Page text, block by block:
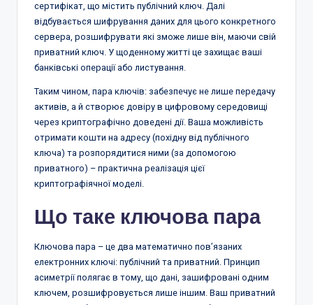
сертифікат, що містить публічний ключ. Далі
відбувається шифрування даних для цього конкретного
сервера, розшифрувати які зможе лише він, маючи свій
приватний ключ. У щоденному житті це захищає ваші
банківські операції або листування.
Таким чином, пара ключів: забезпечує не лише передачу
активів, а й створює довіру в цифровому середовищі
через криптографічно доведені дії. Ваша можливість
отримати кошти на адресу (похідну від публічного
ключа) та розпорядитися ними (за допомогою
приватного) – практична реалізація цієї
криптографіячної моделі.
Що таке ключова пара
Ключова пара – це два математично пов’язаних
електронних ключі: публічний та приватний. Принцип
асиметрії полягає в тому, що дані, зашифровані одним
ключем, розшифровується лише іншим. Ваш приватний